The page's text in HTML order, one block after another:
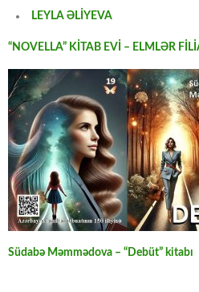
LEYLA ƏLİYEVA
“NOVELLA” KİTAB EVİ – ELMLƏR
Südabə Məmmədova – “Debüt” kitabı